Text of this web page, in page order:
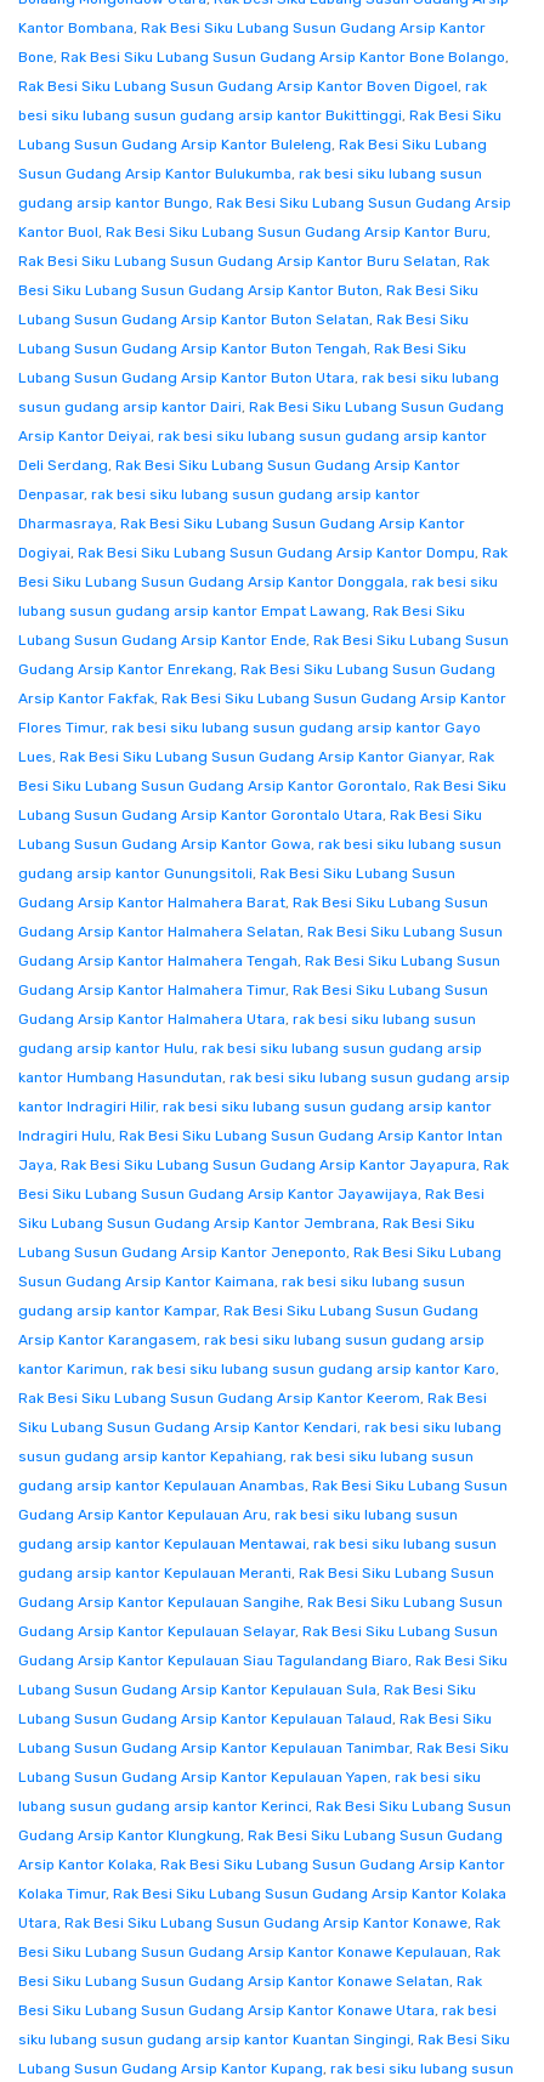
Kantor Bombana, Rak Besi Siku Lubang Susun Gudang Arsip Kantor
Bone, Rak Besi Siku Lubang Susun Gudang Arsip Kantor Bone Bolango,
Rak Besi Siku Lubang Susun Gudang Arsip Kantor Boven Digoel, rak
besi siku lubang susun gudang arsip kantor Bukittinggi, Rak Besi Siku
Lubang Susun Gudang Arsip Kantor Buleleng, Rak Besi Siku Lubang
Susun Gudang Arsip Kantor Bulukumba, rak besi siku lubang susun
gudang arsip kantor Bungo, Rak Besi Siku Lubang Susun Gudang Arsip
Kantor Buol, Rak Besi Siku Lubang Susun Gudang Arsip Kantor Buru,
Rak Besi Siku Lubang Susun Gudang Arsip Kantor Buru Selatan, Rak
Besi Siku Lubang Susun Gudang Arsip Kantor Buton, Rak Besi Siku
Lubang Susun Gudang Arsip Kantor Buton Selatan, Rak Besi Siku
Lubang Susun Gudang Arsip Kantor Buton Tengah, Rak Besi Siku
Lubang Susun Gudang Arsip Kantor Buton Utara, rak besi siku lubang
susun gudang arsip kantor Dairi, Rak Besi Siku Lubang Susun Gudang
Arsip Kantor Deiyai, rak besi siku lubang susun gudang arsip kantor
Deli Serdang, Rak Besi Siku Lubang Susun Gudang Arsip Kantor
Denpasar, rak besi siku lubang susun gudang arsip kantor
Dharmasraya, Rak Besi Siku Lubang Susun Gudang Arsip Kantor
Dogiyai, Rak Besi Siku Lubang Susun Gudang Arsip Kantor Dompu, Rak
Besi Siku Lubang Susun Gudang Arsip Kantor Donggala, rak besi siku
lubang susun gudang arsip kantor Empat Lawang, Rak Besi Siku
Lubang Susun Gudang Arsip Kantor Ende, Rak Besi Siku Lubang Susun
Gudang Arsip Kantor Enrekang, Rak Besi Siku Lubang Susun Gudang
Arsip Kantor Fakfak, Rak Besi Siku Lubang Susun Gudang Arsip Kantor
Flores Timur, rak besi siku lubang susun gudang arsip kantor Gayo
Lues, Rak Besi Siku Lubang Susun Gudang Arsip Kantor Gianyar, Rak
Besi Siku Lubang Susun Gudang Arsip Kantor Gorontalo, Rak Besi Siku
Lubang Susun Gudang Arsip Kantor Gorontalo Utara, Rak Besi Siku
Lubang Susun Gudang Arsip Kantor Gowa, rak besi siku lubang susun
gudang arsip kantor Gunungsitoli, Rak Besi Siku Lubang Susun
Gudang Arsip Kantor Halmahera Barat, Rak Besi Siku Lubang Susun
Gudang Arsip Kantor Halmahera Selatan, Rak Besi Siku Lubang Susun
Gudang Arsip Kantor Halmahera Tengah, Rak Besi Siku Lubang Susun
Gudang Arsip Kantor Halmahera Timur, Rak Besi Siku Lubang Susun
Gudang Arsip Kantor Halmahera Utara, rak besi siku lubang susun
gudang arsip kantor Hulu, rak besi siku lubang susun gudang arsip
kantor Humbang Hasundutan, rak besi siku lubang susun gudang arsip
kantor Indragiri Hilir, rak besi siku lubang susun gudang arsip kantor
Indragiri Hulu, Rak Besi Siku Lubang Susun Gudang Arsip Kantor Intan
Jaya, Rak Besi Siku Lubang Susun Gudang Arsip Kantor Jayapura, Rak
Besi Siku Lubang Susun Gudang Arsip Kantor Jayawijaya, Rak Besi
Siku Lubang Susun Gudang Arsip Kantor Jembrana, Rak Besi Siku
Lubang Susun Gudang Arsip Kantor Jeneponto, Rak Besi Siku Lubang
Susun Gudang Arsip Kantor Kaimana, rak besi siku lubang susun
gudang arsip kantor Kampar, Rak Besi Siku Lubang Susun Gudang
Arsip Kantor Karangasem, rak besi siku lubang susun gudang arsip
kantor Karimun, rak besi siku lubang susun gudang arsip kantor Karo,
Rak Besi Siku Lubang Susun Gudang Arsip Kantor Keerom, Rak Besi
Siku Lubang Susun Gudang Arsip Kantor Kendari, rak besi siku lubang
susun gudang arsip kantor Kepahiang, rak besi siku lubang susun
gudang arsip kantor Kepulauan Anambas, Rak Besi Siku Lubang Susun
Gudang Arsip Kantor Kepulauan Aru, rak besi siku lubang susun
gudang arsip kantor Kepulauan Mentawai, rak besi siku lubang susun
gudang arsip kantor Kepulauan Meranti, Rak Besi Siku Lubang Susun
Gudang Arsip Kantor Kepulauan Sangihe, Rak Besi Siku Lubang Susun
Gudang Arsip Kantor Kepulauan Selayar, Rak Besi Siku Lubang Susun
Gudang Arsip Kantor Kepulauan Siau Tagulandang Biaro, Rak Besi Siku
Lubang Susun Gudang Arsip Kantor Kepulauan Sula, Rak Besi Siku
Lubang Susun Gudang Arsip Kantor Kepulauan Talaud, Rak Besi Siku
Lubang Susun Gudang Arsip Kantor Kepulauan Tanimbar, Rak Besi Siku
Lubang Susun Gudang Arsip Kantor Kepulauan Yapen, rak besi siku
lubang susun gudang arsip kantor Kerinci, Rak Besi Siku Lubang Susun
Gudang Arsip Kantor Klungkung, Rak Besi Siku Lubang Susun Gudang
Arsip Kantor Kolaka, Rak Besi Siku Lubang Susun Gudang Arsip Kantor
Kolaka Timur, Rak Besi Siku Lubang Susun Gudang Arsip Kantor Kolaka
Utara, Rak Besi Siku Lubang Susun Gudang Arsip Kantor Konawe, Rak
Besi Siku Lubang Susun Gudang Arsip Kantor Konawe Kepulauan, Rak
Besi Siku Lubang Susun Gudang Arsip Kantor Konawe Selatan, Rak
Besi Siku Lubang Susun Gudang Arsip Kantor Konawe Utara, rak besi
siku lubang susun gudang arsip kantor Kuantan Singingi, Rak Besi Siku
Lubang Susun Gudang Arsip Kantor Kupang, rak besi siku lubang susun